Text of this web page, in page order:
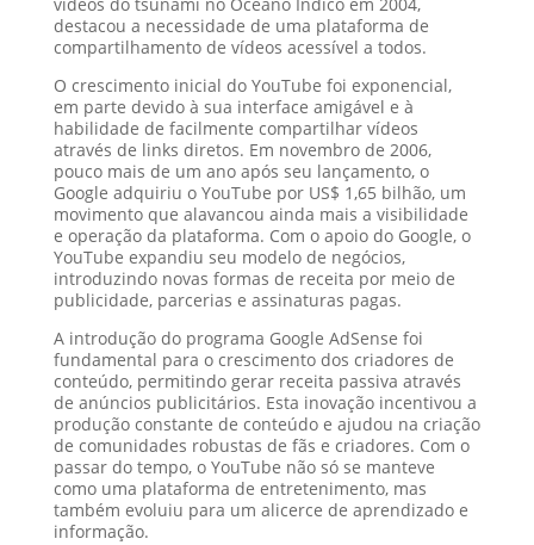
vídeos do tsunami no Oceano Índico em 2004,
destacou a necessidade de uma plataforma de
compartilhamento de vídeos acessível a todos.
O crescimento inicial do YouTube foi exponencial,
em parte devido à sua interface amigável e à
habilidade de facilmente compartilhar vídeos
através de links diretos. Em novembro de 2006,
pouco mais de um ano após seu lançamento, o
Google adquiriu o YouTube por US$ 1,65 bilhão, um
movimento que alavancou ainda mais a visibilidade
e operação da plataforma. Com o apoio do Google, o
YouTube expandiu seu modelo de negócios,
introduzindo novas formas de receita por meio de
publicidade, parcerias e assinaturas pagas.
A introdução do programa Google AdSense foi
fundamental para o crescimento dos criadores de
conteúdo, permitindo gerar receita passiva através
de anúncios publicitários. Esta inovação incentivou a
produção constante de conteúdo e ajudou na criação
de comunidades robustas de fãs e criadores. Com o
passar do tempo, o YouTube não só se manteve
como uma plataforma de entretenimento, mas
também evoluiu para um alicerce de aprendizado e
informação.